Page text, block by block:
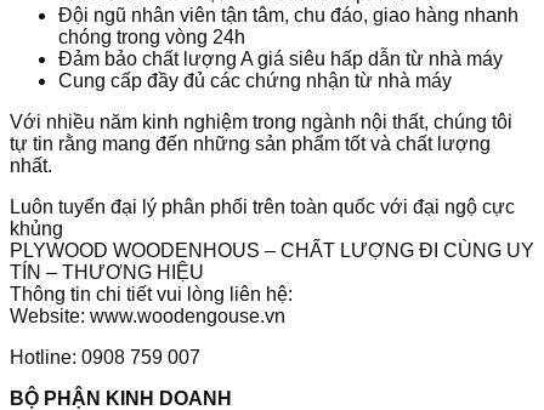
Đội ngũ nhân viên tận tâm, chu đáo, giao hàng nhanh
chóng trong vòng 24h
Đảm bảo chất lượng A giá siêu hấp dẫn từ nhà máy
Cung cấp đầy đủ các chứng nhận từ nhà máy
Với nhiều năm kinh nghiệm trong ngành nội thất, chúng tôi
tự tin rằng mang đến những sản phẩm tốt và chất lượng
nhất.
Luôn tuyển đại lý phân phối trên toàn quốc với đại ngộ cực
khủng
PLYWOOD WOODENHOUS – CHẤT LƯỢNG ĐI CÙNG UY
TÍN – THƯƠNG HIỆU
Thông tin chi tiết vui lòng liên hệ:
Website: www.woodengouse.vn
Hotline: 0908 759 007
BỘ PHẬN KINH DOANH